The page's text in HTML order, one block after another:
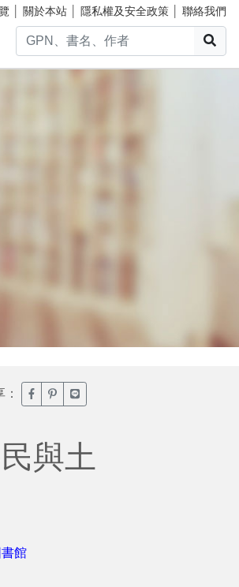
關於本站 隱私權及安全政策 聯絡我們
： 臉書分享(另開新視窗)
噗浪分享(另開新視窗)
Line分享(另開新視窗)
與土
館